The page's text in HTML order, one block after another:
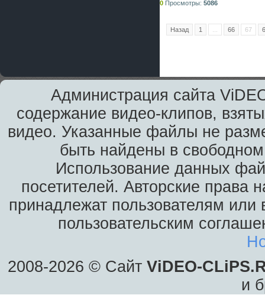
0 Просмотры: 5086
Назад 1 66 67
Администрация сайта
содержание видео-клипов,
видео. Указанные файлы не
быть найдены в
Использование данных
посетителей. Авторские права
принадлежат пользователям или
пользовательским
2008-2026 © Сайт ViDEO-
и